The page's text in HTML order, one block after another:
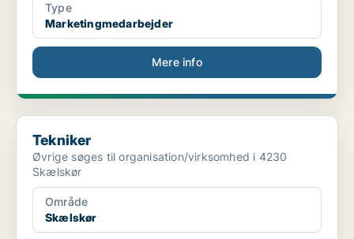
Type
Marketingmedarbejder
Mere info
Tekniker
Tekniker
Øvrige søges til organisation/virksomhed i 4230
Skælskør
Område
Skælskør